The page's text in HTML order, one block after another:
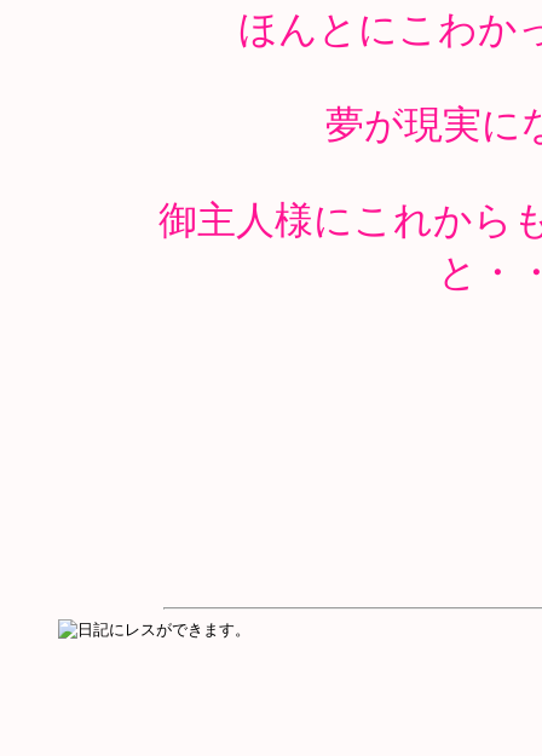
ほんとにこわか
夢が現実に
御主人様にこれから
と・